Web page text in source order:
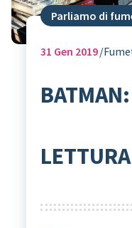
Parliamo di
31 Gen 2019
LETTURA